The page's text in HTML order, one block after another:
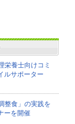
栄養士向けコミ
ルサポーター
整食」の実践を
ーを開催